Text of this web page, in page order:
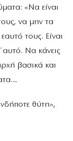
«Να είναι
να μην τα
τους. Είναι
Να κάνεις
βασικά και
θύτη»,